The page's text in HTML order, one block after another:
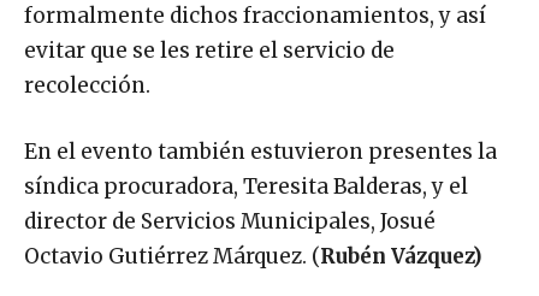
formalmente dichos fraccionamientos, y así
evitar que se les retire el servicio de
recolección.
En el evento también estuvieron presentes la
síndica procuradora, Teresita Balderas, y el
director de Servicios Municipales, Josué
Octavio Gutiérrez Márquez. (Rubén Vázquez)